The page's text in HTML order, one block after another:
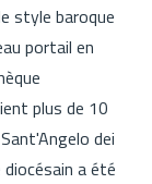
style baroque
portail en
plus de 10
dei
a été